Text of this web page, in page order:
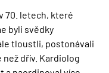
70. letech, které
byli svědky
tloustli, postonávali
dřív. Kardiolog